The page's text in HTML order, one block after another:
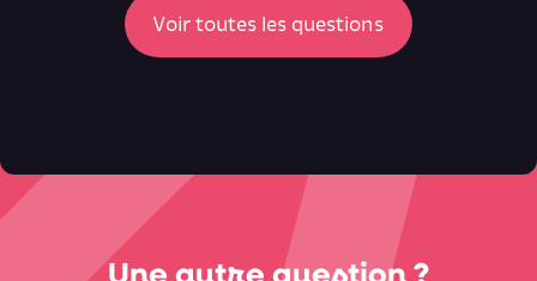
Voir toutes les questions